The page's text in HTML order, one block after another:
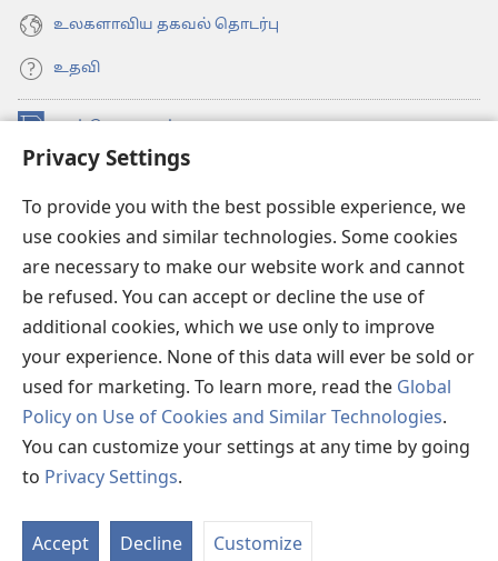
Privacy Settings
To provide you with the best possible experience, we
use cookies and similar technologies. Some cookies
are necessary to make our website work and cannot
be refused. You can accept or decline the use of
additional cookies, which we use only to improve
your experience. None of this data will ever be sold or
used for marketing. To learn more, read the Global
Policy on Use of Cookies and Similar Technologies.
You can customize your settings at any time by going
to Privacy Settings.
Accept Decline Customize
உலகளாவிய தகவல் தொடர்பு
உதவி
நன்கொடைகள்
new
(opens
JW Hub®
window)JW லைப்ரரி
உவாட்ச்டவர் லைப்ரரி
Copyright© 2026 Watch Tower Bible and Tract Society of Pennsylvania.